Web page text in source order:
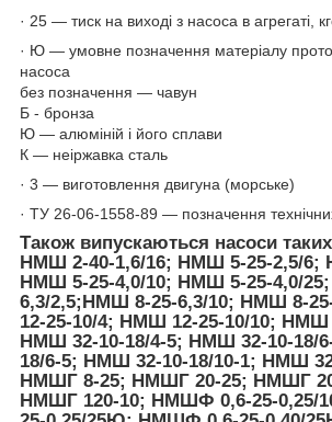
· 25 — тиск на виході з насоса в агрегаті,
· Ю — умовне позначення матеріалу
насоса
без позначення — чавун
Б - бронза
Ю — алюміній і його сплави
К — неіржавка сталь
· 3 — виготовлення двигуна (морське)
· ТУ 26-06-1558-89 — позначення
Також випускаються насоси
НМШ 2-40-1,6/16; НМШ 5-25-2,5/6;
НМШ 5-25-4,0/10; НМШ 5-25-4,0/
6,3/2,5;НМШ 8-25-6,3/10; НМШ 8-
12-25-10/4; НМШ 12-25-10/10; НМШ
НМШ 32-10-18/4-5; НМШ 32-10-18/
18/6-5; НМШ 32-10-18/10-1; НМШ
НМШГ 8-25; НМШГ 20-25; НМШГ
НМШГ 120-10; НМШФ 0,6-25-